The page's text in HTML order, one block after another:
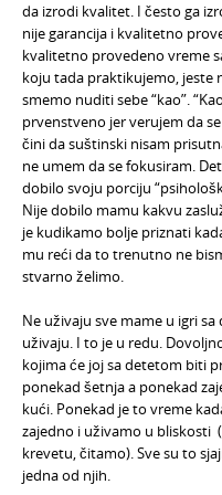
da izrodi kvalitet. I često ga
nije garancija i kvalitetno
kvalitetno provedeno vreme
koju tada praktikujemo, jeste
smemo nuditi sebe “kao”.
prvenstveno jer verujem da
čini da suštinski nisam
ne umem da se fokusiram.
dobilo svoju porciju
Nije dobilo mamu kakvu
je kudikamo bolje priznati
mu reći da to trenutno ne
stvarno želimo.
Ne uživaju sve mame u igri
uživaju. I to je u redu.
kojima će joj sa detetom biti
ponekad šetnja a ponekad
kući. Ponekad je to vreme
zajedno i uživamo u bliskosti
krevetu, čitamo). Sve su to
jedna od njih.